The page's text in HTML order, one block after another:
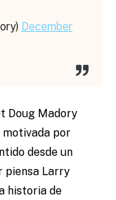
December
Doug Madory
motivada por
desde un
piensa Larry
historia de